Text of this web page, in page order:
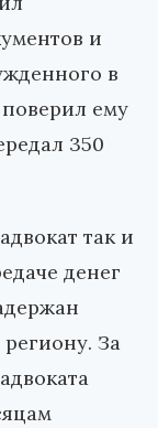
и
в
ему
350
так и
денег
За